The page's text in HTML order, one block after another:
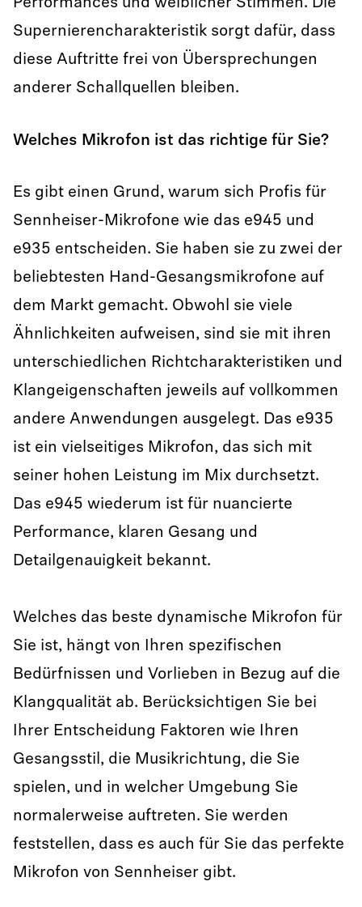
Performances und weiblicher Stimmen. Die
Supernierencharakteristik sorgt dafür, dass
diese Auftritte frei von Übersprechungen
anderer Schallquellen bleiben.
Welches Mikrofon ist das richtige für Sie?
Es gibt einen Grund, warum sich Profis für
Sennheiser-Mikrofone wie das e945 und
e935 entscheiden. Sie haben sie zu zwei der
beliebtesten Hand-Gesangsmikrofone auf
dem Markt gemacht. Obwohl sie viele
Ähnlichkeiten aufweisen, sind sie mit ihren
unterschiedlichen Richtcharakteristiken und
Klangeigenschaften jeweils auf vollkommen
andere Anwendungen ausgelegt. Das e935
ist ein vielseitiges Mikrofon, das sich mit
seiner hohen Leistung im Mix durchsetzt.
Das e945 wiederum ist für nuancierte
Performance, klaren Gesang und
Detailgenauigkeit bekannt.
Welches das beste dynamische Mikrofon für
Sie ist, hängt von Ihren spezifischen
Bedürfnissen und Vorlieben in Bezug auf die
Klangqualität ab. Berücksichtigen Sie bei
Ihrer Entscheidung Faktoren wie Ihren
Gesangsstil, die Musikrichtung, die Sie
spielen, und in welcher Umgebung Sie
normalerweise auftreten. Sie werden
feststellen, dass es auch für Sie das perfekte
Mikrofon von Sennheiser gibt.